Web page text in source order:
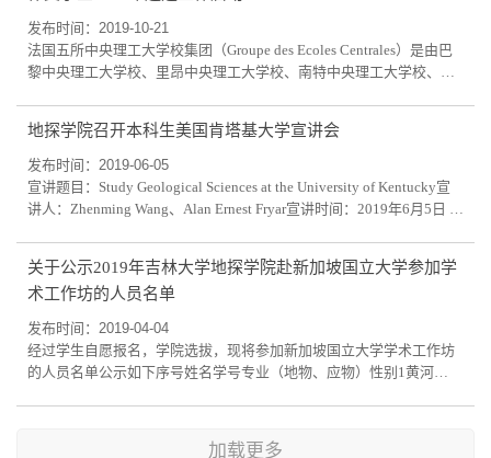
48个月（可含一年语言预科学习）赴国...
发布时间：2019-10-21
法国五所中央理工大学校集团（Groupe des Ecoles Centrales）是由巴
黎中央理工大学校、里昂中央理工大学校、南特中央理工大学校、里
篮。根据国家留学基金管理委员会与法国五所中央理工大学校签署的
合作协议，双方每年将共同资助优秀人员赴五所中央理工大学校攻读
硕士学位、博士学位或从事博士后研究。...
地探学院召开本科生美国肯塔基大学宣讲会
发布时间：2019-06-05
宣讲题目：Study Geological Sciences at the University of Kentucky宣
讲人：Zhenming Wang、Alan Ernest Fryar宣讲时间：2019年6月5日 下
关于公示2019年吉林大学地探学院赴新加坡国立大学参加学
术工作坊的人员名单
发布时间：2019-04-04
经过学生自愿报名，学院选拔，现将参加新加坡国立大学学术工作坊
的人员名单公示如下序号姓名学号专业（地物、应物）性别1黄河
2315xx02地球探测信息与技术女6张玮琳2315xx01勘查技术与工程女
加载更多